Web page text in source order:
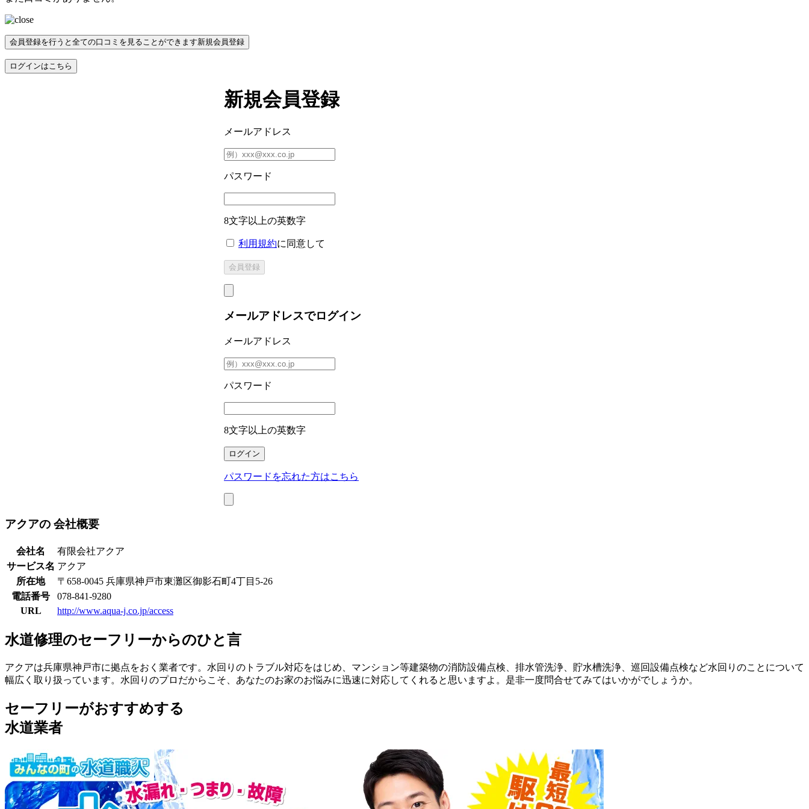
会員登録を行うと全ての口コミを見ることができます新規会員登録
ログインはこちら
新規会員登録
メールアドレス
パスワード
8文字以上の英数字
利用規約に同意して
メールアドレスでログイン
メールアドレス
パスワード
8文字以上の英数字
パスワードを忘れた方はこちら
アクアの 会社概要
会社名
有限会社アクア
サービス名 アクア
所在地
〒658-0045 兵庫県神戸市東灘区御影石町4丁目5-26
電話番号
078-841-9280
URL
http://www.aqua-j.co.jp/access
水道修理のセーフリーからのひと言
アクアは兵庫県神戸市に拠点をおく業者です。水回りのトラブル対応をはじめ、マンション等建築物の消防設備点検、排水管洗浄、貯水槽洗浄、巡回設備点検など水回りのことについて
幅広く取り扱っています。水回りのプロだからこそ、あなたのお家のお悩みに迅速に対応してくれると思いますよ。是非一度問合せてみてはいかがでしょうか。
セーフリーがおすすめする
水道業者